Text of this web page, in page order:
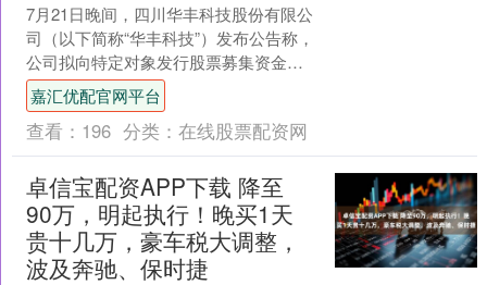
7月21日晚间，四川华丰科技股份有限公
司（以下简称“华丰科技”）发布公告称，
公司拟向特定对象发行股票募集资金总
额不超过10亿元（含本数），扣除相关
发行费用后的募....
嘉汇优配官网平台
查看： 196 分类： 在线股票配资网
卓信宝配资APP下载 降至
90万，明起执行！晚买1天
贵十几万，豪车税大调整，
波及奔驰、保时捷